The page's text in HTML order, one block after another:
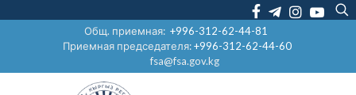
Общ. приемная:+996-312-62-44-81
Приемная председателя:+996-312-62-44-60
fsa@fsa.gov.kg